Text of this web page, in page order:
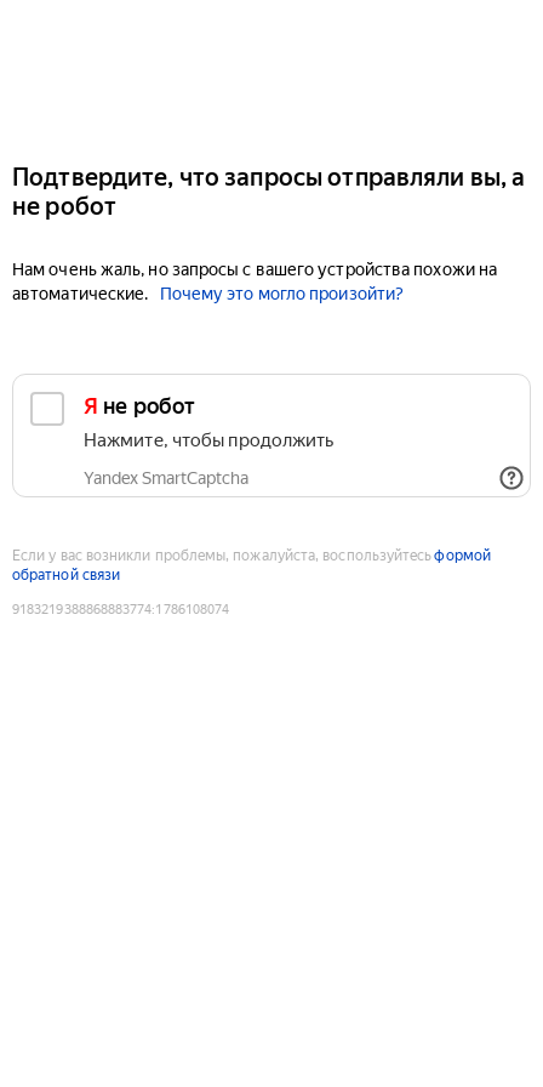
Подтвердите, что запросы отправляли вы, а
не робот
Нам очень жаль, но запросы с вашего устройства похожи на
автоматические.
Почему это могло произойти?
Я не робот
Нажмите, чтобы продолжить
Yandex SmartCaptcha
Если у вас возникли проблемы, пожалуйста, воспользуйтесьформой
обратной связи
9183219388868883774:1786108074